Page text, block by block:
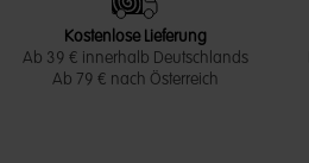
Kostenlose Lieferung
Ab 39 € innerhalb Deutschlands
Ab 79 € nach Österreich